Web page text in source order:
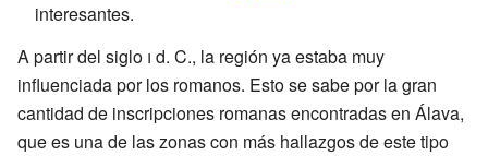
interesantes.
A partir del siglo i d. C., la región ya estaba muy
influenciada por los romanos. Esto se sabe por la gran
cantidad de inscripciones romanas encontradas en Álava,
que es una de las zonas con más hallazgos de este tipo